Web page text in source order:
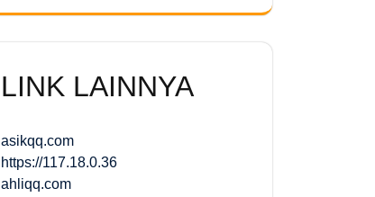
LINK LAINNYA
asikqq.com
https://117.18.0.36
ahliqq.com